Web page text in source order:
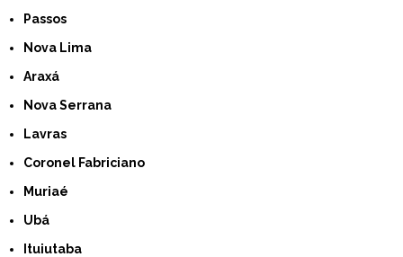
Passos
Nova Lima
Araxá
Nova Serrana
Lavras
Coronel Fabriciano
Muriaé
Ubá
Ituiutaba